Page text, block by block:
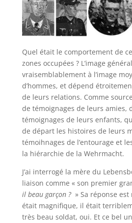
Quel était le comportement de
zones occupées ? L’image
vraisemblablement à l’image
d’hommes, et dépend
de leurs relations. Comme
de témoignages de leurs amies,
témoignages de leurs enfants,
de départ les histoires de leurs
témoihnages de l’entourage et
la hiérarchie de la Wehrmacht.
J’ai interrogé la mère du
liaison comme « son premier
il beau garçon ?» Sa réponse est
était magnifique, il était
très beau soldat, oui. Et ce bel